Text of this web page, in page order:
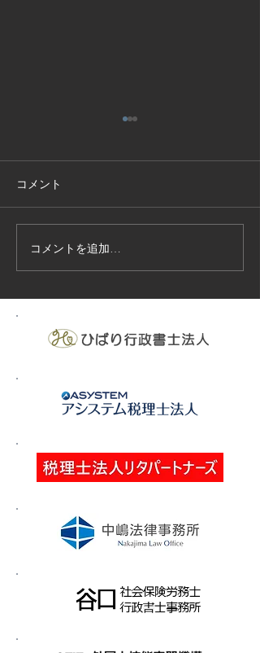
技能実習生１２名入国-フ
ィリピン、ベトナム
コメント
コメントを追加…